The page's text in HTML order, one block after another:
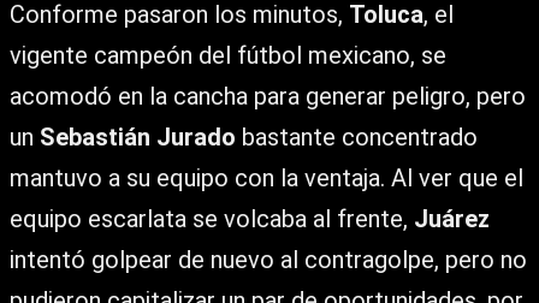
Conforme pasaron los minutos, Toluca, el
vigente campeón del fútbol mexicano, se
acomodó en la cancha para generar peligro, pero
un Sebastián Jurado bastante concentrado
mantuvo a su equipo con la ventaja. Al ver que el
equipo escarlata se volcaba al frente, Juárez
intentó golpear de nuevo al contragolpe, pero no